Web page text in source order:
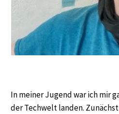
In meiner Jugend war ich mir
der Techwelt landen.